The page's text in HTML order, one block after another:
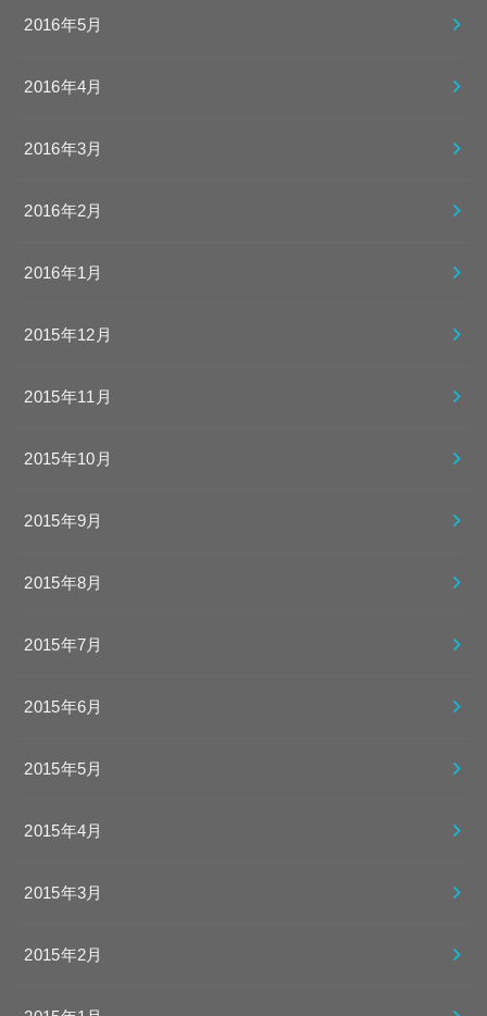
2016年5月
2016年4月
2016年3月
2016年2月
2016年1月
2015年12月
2015年11月
2015年10月
2015年9月
2015年8月
2015年7月
2015年6月
2015年5月
2015年4月
2015年3月
2015年2月